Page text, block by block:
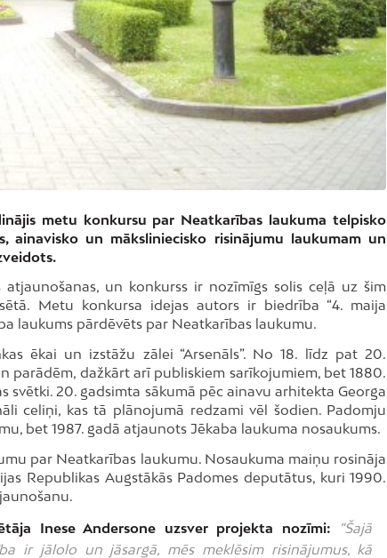
metu konkursu par Neatkarības laukuma telpisko
un māksliniecisko risinājumu laukumam un
un konkurss ir nozīmīgs solis ceļā uz šim
Metu konkursa idejas autors ir biedrība “4. maija
laukums pārdēvēts par Neatkarības laukumu.
ēkai un izstāžu zālei “Arsenāls”. No 18. līdz pat 20.
dažkārt arī publiskiem sarīkojumiem, bet 1880.
20. gadsimta sākumā pēc ainavu arhitekta Georga
celiņi, kas tā plānojumā redzami vēl šodien. Padomju
bet 1987. gadā atjaunots Jēkaba laukuma nosaukums.
par Neatkarības laukumu. Nosaukuma maiņu rosināja
Republikas Augstākās Padomes deputātus, kuri 1990.
Inese Andersone uzsver projekta nozīmi:
“Šajā
ir jālolo un jāsargā, mēs meklēsim risinājumus, kā